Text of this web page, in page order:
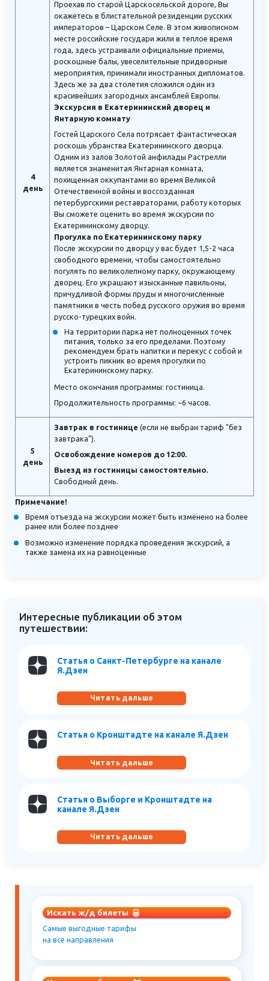
4
день
Проехав по старой Царскосельской дороге, Вы
окажетесь в блистательной резиденции русских
императоров – Царском Селе. В этом живописном
месте российские государи жили в теплое время
года, здесь устраивали официальные приемы,
роскошные балы, увеселительные придворные
мероприятия, принимали иностранных дипломатов.
Здесь же за два столетия сложился один из
красивейших загородных ансамблей Европы.
Экскурсия в Екатерининский дворец и
Янтарную комнату
Гостей Царского Села потрясает фантастическая
роскошь убранства Екатерининского дворца.
Одним из залов Золотой анфилады Растрелли
является знаменитая Янтарная комната,
похищенная оккупантами во время Великой
Отечественной войны и воссозданная
петербургскими реставраторами, работу которых
Вы сможете оценить во время экскурсии по
Екатерининскому дворцу.
Прогулка по Екатерининскому парку
После экскурсии по дворцу у вас будет 1,5-2 часа
свободного времени, чтобы самостоятельно
погулять по великолепному парку, окружающему
дворец. Его украшают изысканные павильоны,
причудливой формы пруды и многочисленные
памятники в честь побед русского оружия во время
русско-турецких войн.
На территории парка нет полноценных точек
питания, только за его пределами. Поэтому
рекомендуем брать напитки и перекус с собой и
устроить пикник во время прогулки по
Екатерининскому парку.
Место окончания программы: гостиница.
Продолжительность программы: ~6 часов.
5
день
Завтрак в гостинице (если не выбран тариф "без
завтрака").
Освобождение номеров до 12:00.
Выезд из гостиницы самостоятельно.
Свободный день.
Примечание!
Время отъезда на экскурсии может быть изменено на более
ранее или более позднее
Возможно изменение порядка проведения экскурсий, а
также замена их на равноценные
Интересные публикации об этом
путешествии:
Статья о Санкт-Петербурге на канале
Я.Дзен
Читать дальше
Статья о Кронштадте на канале Я.Дзен
Читать дальше
Статья о Выборге и Кронштадте на
канале Я.Дзен
Читать дальше
Искать ж/д билеты
Самые выгодные тарифы
на все направления